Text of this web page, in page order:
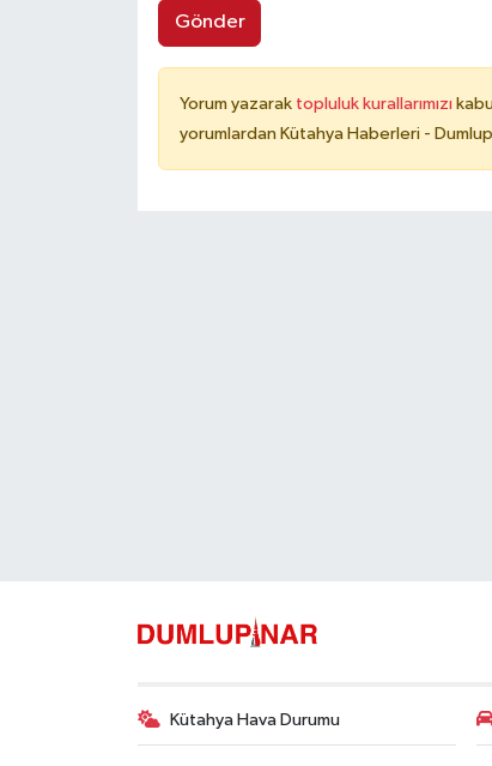
Gönder
Yorum yazarak topluluk kurallarımızı
yorumlardan Kütahya Haberleri -
Kütahya Hava Durumu